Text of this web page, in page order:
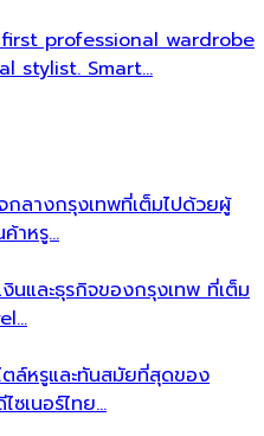
professional wardrobe
stylist. Smart…
กลางกรุงเทพที่เต็มไปด้วยผู้
าหรู…
นและธุรกิจของกรุงเทพ ที่เต็ม
ตล์หรูและทันสมัยที่สุดของ
ซเนอร์ไทย…